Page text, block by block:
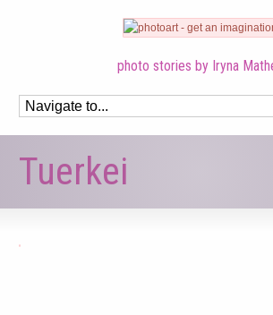
photo stories by Iryna
Tuerkei